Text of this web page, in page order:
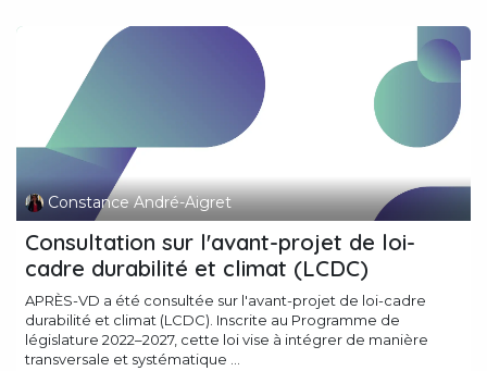
Constance André-Aigret
Consultation sur l'avant-projet de loi-
cadre durabilité et climat (LCDC)
APRÈS-VD a été consultée sur l'avant-projet de loi-cadre
durabilité et climat (LCDC). Inscrite au Programme de
législature 2022–2027, cette loi vise à intégrer de manière
transversale et systématique ...